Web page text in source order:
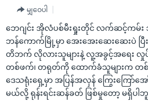
အကြောင်းအရာ
ကျော်
ကြည့်
အစ္စရေး-ပါလက်စတိုင်း
ရပ်ဝန်းတခု လမ်းတခု အလွန်
အင်္ဂလိပ်စာလေ့လာမယ်
အမေရိကန်သုံးအီဒီယံ
မကြေးမုံရဲ့ အင်္ဂလိပ်စာ
ရုပ်ရှင်ထဲက အင်္ဂလိပ်စာ
အပတ်စဉ်ကဏ္ဍများ
ရေဒီယို
တီဗွီ
ရေဒီယိုနှင့်ရုပ်သံ အချက်အလက်များ
ရေဒီယို/တီဗွီအစီအစဉ်
မျှဝေပါ
ဘေဂျင်း အိုလံပစ်မီးရှုးတိုင် လက်ဆင့်ကမ်
ဘန်ကောက်မြို့မှာ အေးအေးဆေးဆေးပဲ ပြီ
တိဘက် လိုလားသူများနဲ့ လူ့အခွင့်အရေး လှုပ်
တစ်ဖက်၊ တရုတ်ကို ထောက်ခံသူများက တ
ဒေသရုံးရှေ့မှာ အပြန်အလှန် ကြွေးကြော်အေ
မယ်လို့ ရုန်းရင်းဆန်ခတ် ဖြစ်မှုတော့ မရှိပါဘူ